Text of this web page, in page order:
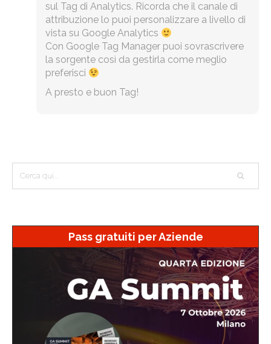
sul Tag di Analytics. Ricorda che il canale di
attribuzione lo puoi personalizzare a livello di
vista su Google Analytics
Con Google Tag Manager puoi sovrascrivere
la sorgente così da gestirla come meglio
preferisci
A presto e buon Tag!
Pass gratuiti per Aziende